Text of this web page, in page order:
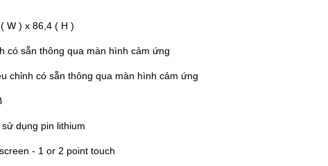
W ) x 86,4 ( H )
có sẵn thông qua màn hình cảm ứng
chỉnh có sẵn thông qua màn hình cảm ứng
dụng pin lithium
- 1 or 2 point touch